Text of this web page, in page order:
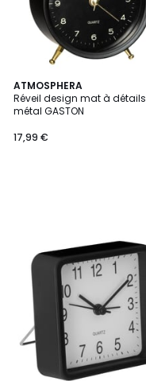
ATMOSPHERA
Réveil design mat à détails
métal GASTON
17,99 €